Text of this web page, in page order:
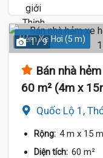
Hẻm Xe Hơi (5 m)
1 / 9
Bán nhà
60 m² (4m x
Quốc Lộ 1,
Rộng: 4 m x 15 m
Diện tích: 60 m²